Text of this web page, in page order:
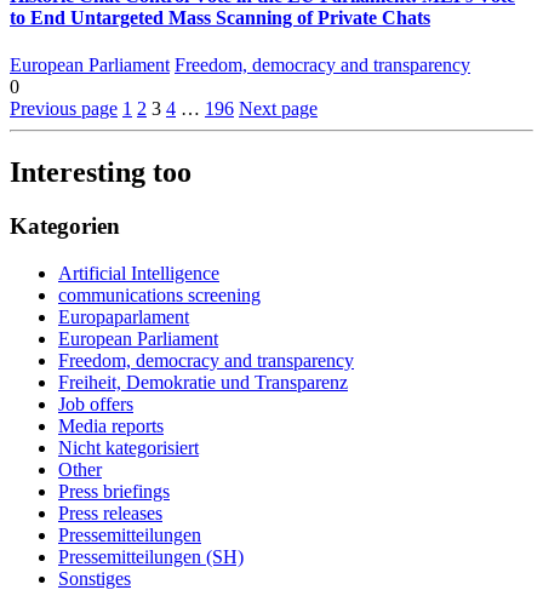
to End Untargeted Mass Scanning of Private Chats
European Parliament Freedom, democracy and transparency
0
Previous page 1 2 3 4 … 196 Next page
Interesting too
Kategorien
Artificial Intelligence
communications screening
Europaparlament
European Parliament
Freedom, democracy and transparency
Freiheit, Demokratie und Transparenz
Job offers
Media reports
Nicht kategorisiert
Other
Press briefings
Press releases
Pressemitteilungen
Pressemitteilungen (SH)
Sonstiges